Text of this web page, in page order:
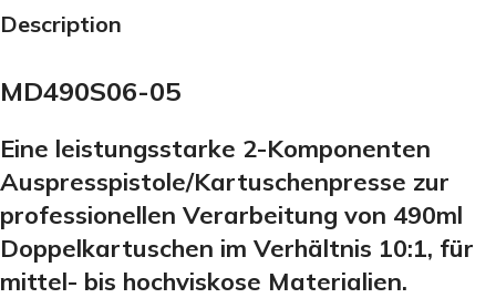
Description
MD490S06-05
Eine leistungsstarke 2-Komponenten
Auspresspistole/Kartuschenpresse zur
professionellen Verarbeitung von 490ml
Doppelkartuschen im Verhältnis 10:1, für
mittel- bis hochviskose Materialien.